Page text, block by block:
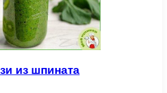
из шпината